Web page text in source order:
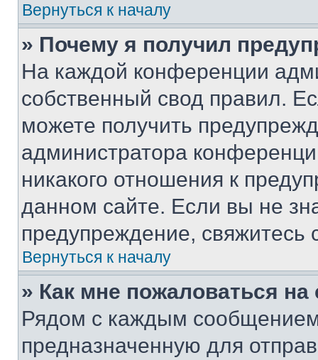
Вернуться к началу
» Почему я получил
На каждой конференции
собственный свод правил.
можете получить
администратора
никакого отношения к
данном сайте. Если вы не
предупреждение,
Вернуться к началу
» Как мне пожаловаться
Рядом с каждым сообщением
предназначенную для